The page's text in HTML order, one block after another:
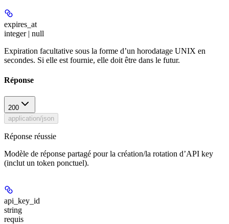
expires_at
integer | null
Expiration facultative sous la forme d’un horodatage UNIX en
secondes. Si elle est fournie, elle doit être dans le futur.
Réponse
200
application/json
Réponse réussie
Modèle de réponse partagé pour la création/la rotation d’API key
(inclut un token ponctuel).
api_key_id
string
requis